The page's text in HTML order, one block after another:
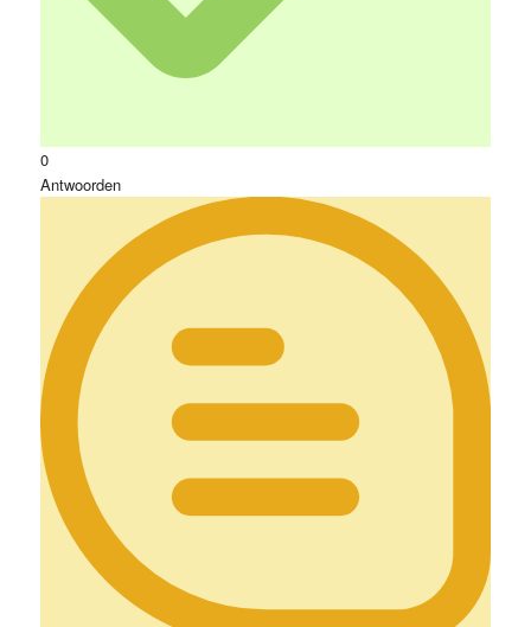
0
Antwoorden